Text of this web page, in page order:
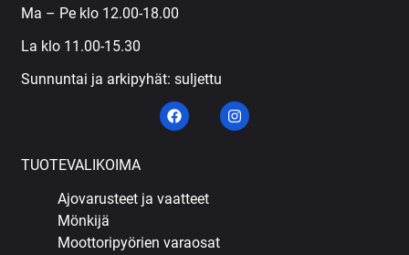
Ma – Pe klo 12.00-18.00
La klo 11.00-15.30
Sunnuntai ja arkipyhät: suljettu
TUOTEVALIKOIMA
Ajovarusteet ja vaatteet
Mönkijä
Moottoripyörien varaosat